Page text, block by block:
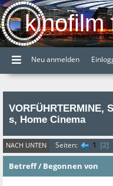
kinofilm
Neu anmelden
VORFÜHRTERMINE,
s, Home Cinema
NACH UNTEN Seiten 1 2
Betreff/ Begonnen von